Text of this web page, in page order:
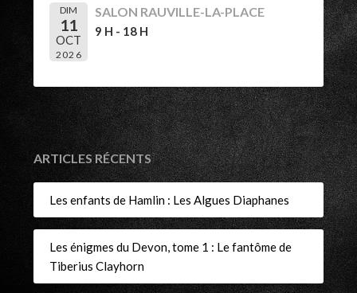
DIM
11
OCT
2026
SALON RAUVILLE-LA-PLACE
9 H - 18 H
ARTICLES RÉCENTS
Les enfants de Hamlin : Les Algues Diaphanes
Les énigmes du Devon, tome 1 : Le fantôme de
Tiberius Clayhorn